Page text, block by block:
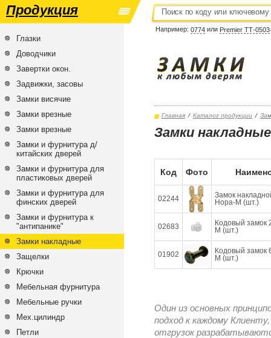
Продукция
Например: 0774 или Premier ТТ-
Глазки
Доводчики
Завертки окон.
Задвижки, засовы
Замки висячие
Замки врезные
Замки врезные
Замки и фурнитура д/
китайских дверей
Замки и фурнитура для
пластиковых дверей
Замки и фурнитура для
финских дверей
Замки и фурнитура к
"антипанике"
Замки накладные
Защелки
Крючки
Мебельная фурнитура
Мебельные ручки
Мех.цилиндр
Петли
Главная / Каталог продукции /
Замки
Код Фото
02244
Замок
Нора-М (шт.)
02683
Кодовый замок
М (шт.)
01902
Кодовый замок
М (шт.)
Один из основных
подход к каждому
отгрузок